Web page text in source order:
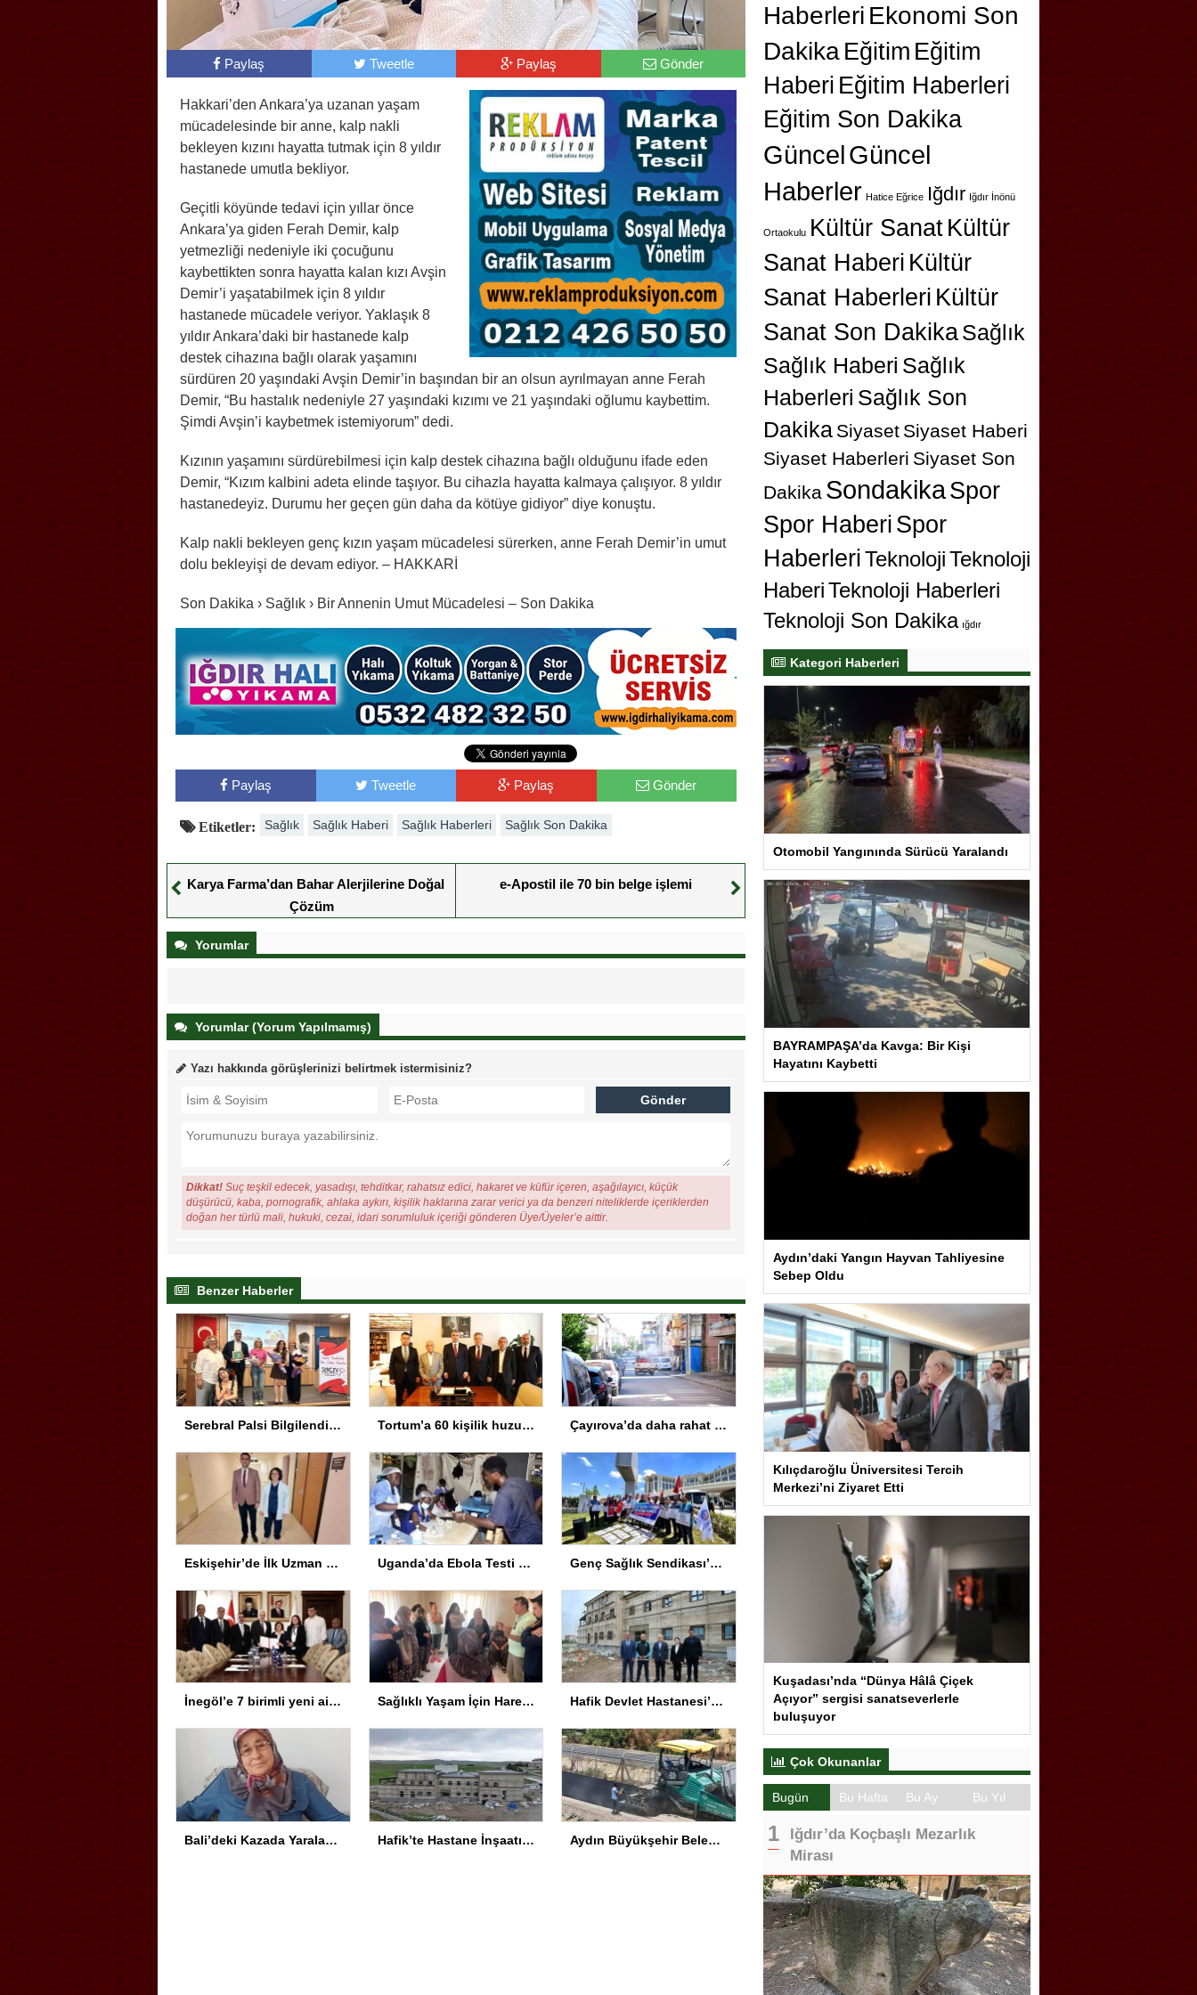
Paylaş Tweetle Paylaş Gönder
Hakkari’den Ankara’ya uzanan yaşam
mücadelesinde bir anne, kalp nakli
bekleyen kızını hayatta tutmak için 8 yıldır
hastanede umutla bekliyor.
Geçitli köyünde tedavi için yıllar önce
Ankara’ya giden Ferah Demir, kalp
yetmezliği nedeniyle iki çocuğunu
kaybettikten sonra hayatta kalan kızı Avşin
Demir’i yaşatabilmek için 8 yıldır
hastanede mücadele veriyor. Yaklaşık 8
yıldır Ankara’daki bir hastanede kalp
destek cihazına bağlı olarak yaşamını
sürdüren 20 yaşındaki Avşin Demir’in başından bir an olsun ayrılmayan anne Ferah
Demir, “Bu hastalık nedeniyle 27 yaşındaki kızımı ve 21 yaşındaki oğlumu kaybettim.
Şimdi Avşin’i kaybetmek istemiyorum” dedi.
Kızının yaşamını sürdürebilmesi için kalp destek cihazına bağlı olduğunu ifade eden
Demir, “Kızım kalbini adeta elinde taşıyor. Bu cihazla hayatta kalmaya çalışıyor. 8 yıldır
hastanedeyiz. Durumu her geçen gün daha da kötüye gidiyor” diye konuştu.
Kalp nakli bekleyen genç kızın yaşam mücadelesi sürerken, anne Ferah Demir’in umut
dolu bekleyişi de devam ediyor. – HAKKARİ
Son Dakika › Sağlık › Bir Annenin Umut Mücadelesi – Son Dakika
Paylaş Tweetle Paylaş Gönder
Etiketler: Sağlık Sağlık Haberi Sağlık Haberleri Sağlık Son Dakika
Karya Farma’dan Bahar Alerjilerine Doğal
Çözüm
e-Apostil ile 70 bin belge işlemi
Yorumlar
Yorumlar (Yorum Yapılmamış)
Yazı hakkında görüşlerinizi belirtmek istermisiniz?
Dikkat! Suç teşkil edecek, yasadışı, tehditkar, rahatsız edici, hakaret ve küfür içeren, aşağılayıcı, küçük
düşürücü, kaba, pornografik, ahlaka aykırı, kişilik haklarına zarar verici ya da benzeri niteliklerde içeriklerden
doğan her türlü mali, hukuki, cezai, idari sorumluluk içeriği gönderen Üye/Üyeler’e aittir.
Benzer Haberler
Serebral Palsi Bilgilendirme Semineri Eskişehir’de Yapıldı Tortum’a 60 kişilik huzurevi müjdesi Çayırova’da daha rahat bir yaz için vektörle mücadeleye hız verildi
Eskişehir’de İlk Uzman Hekim Uganda’da Ebola Testi Zorunluluğu Kaldırıldı Genç Sağlık Sendikası’ndan Ek Kontenjan Çağrısı
İnegöl’e 7 birimli yeni aile sağlığı merkezi için protokol imzalandı Sağlıklı Yaşam İçin Hareket Yaşı Testleri Hafik Devlet Hastanesi’nde İnşaat Tamamlanıyor
Bali’deki Kazada Yaralanan Genç Türkiye’ye Getirildi Hafik’te Hastane İnşaatı Yüzde 87 Tamamlandı Aydın Büyükşehir Belediyesi, Şehir Hastanesi yolunda çalışmalarını sürdürüyor
Haberleri Ekonomi Son
Dakika Eğitim Eğitim
Haberi Eğitim Haberleri
Eğitim Son Dakika
GüncelGüncel
Haberler Hatice Eğrice Iğdır Iğdır İnönü
Ortaokulu Kültür SanatKültür
Sanat Haberi Kültür
Sanat Haberleri Kültür
Sanat Son DakikaSağlık
Sağlık Haberi Sağlık
Haberleri Sağlık Son
Dakika Siyaset Siyaset Haberi
Siyaset Haberleri Siyaset Son
Dakika SondakikaSpor
Spor Haberi Spor
HaberleriTeknolojiTeknoloji
HaberiTeknoloji Haberleri
Teknoloji Son Dakika ığdır
Kategori Haberleri
Otomobil Yangınında Sürücü Yaralandı
BAYRAMPAŞA’da Kavga: Bir Kişi
Hayatını Kaybetti
Aydın’daki Yangın Hayvan Tahliyesine
Sebep Oldu
Kılıçdaroğlu Üniversitesi Tercih
Merkezi’ni Ziyaret Etti
Kuşadası’nda “Dünya Hâlâ Çiçek
Açıyor” sergisi sanatseverlerle
buluşuyor
Çok Okunanlar
Bugün Bu Hafta Bu Ay Bu Yıl
Iğdır’da Koçbaşlı Mezarlık
Mirası